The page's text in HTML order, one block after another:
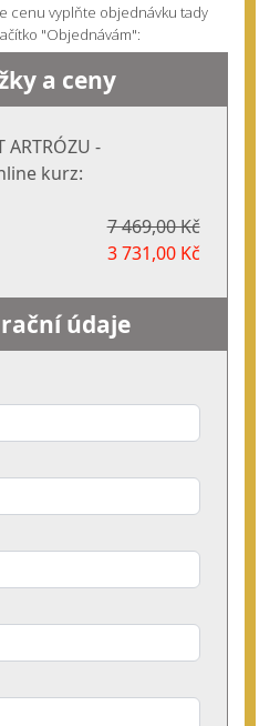
cenu vyplňte objednávku tady
"Objednávám":
a ceny
ARTRÓZU -
kurz:
7 469,00 Kč
3 731,00 Kč
údaje